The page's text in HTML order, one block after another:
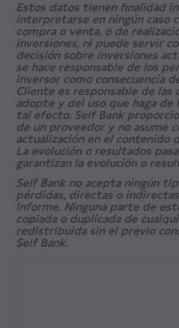
Estos datos tienen finalidad
interpretarse en ningún caso
compra o venta, o de
inversiones, ni puede servir
decisión sobre inversiones
se hace responsable de los
inversor como consecuencia
Cliente es responsable de las
adopte y del uso que haga de
tal efecto. Self Bank
de un proveedor y no asume
actualización en el contenido
La evolución o resultados
garantizan la evolución o
Self Bank no acepta ningún
pérdidas, directas o
informe. Ninguna parte de
copiada o duplicada de
redistribuida sin el previo
Self Bank.